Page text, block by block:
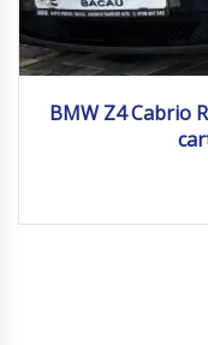
BMW Z4 Cabrio